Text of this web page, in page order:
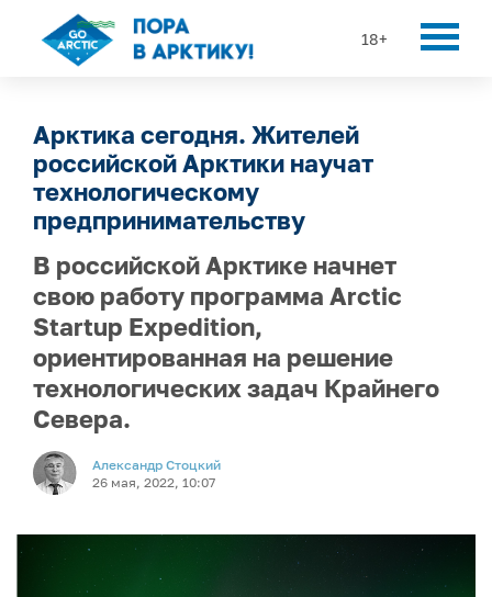
18+
Арктика сегодня. Жителей
российской Арктики научат
технологическому
предпринимательству
В российской Арктике начнет
свою работу программа Arctic
Startup Expedition,
ориентированная на решение
технологических задач Крайнего
Севера.
Александр Стоцкий
26 мая, 2022, 10:07